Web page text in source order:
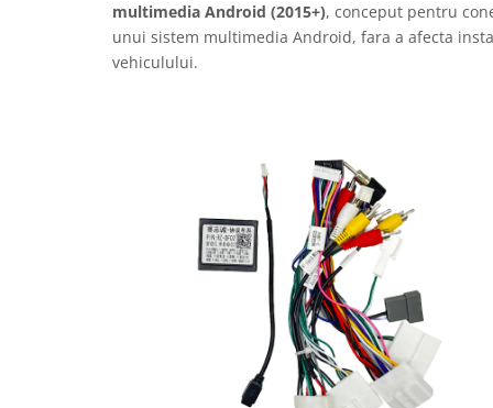
Rame adaptoare Kia
Rame adaptoare Alfa Romeo
Rame adaptoare Hyundai
Rame adaptoare Chevrolet
multimedia Android (2015+), conceput pentru
unui sistem multimedia Android, fara a afecta
vehiculului.